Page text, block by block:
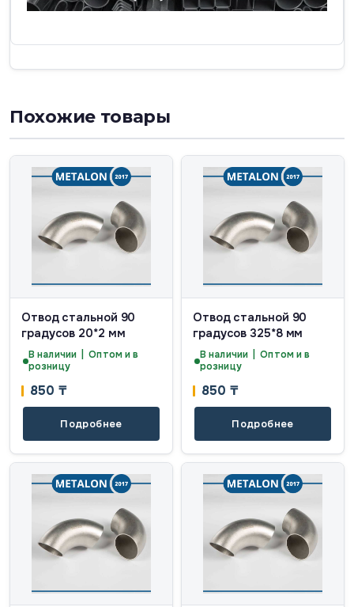
Похожие товары
Отвод стальной 90
градусов 20*2 мм
В наличии | Оптом и в
розницу
850 ₸
Подробнее
Отвод стальной 90
градусов 325*8 мм
В наличии | Оптом и в
розницу
850 ₸
Подробнее